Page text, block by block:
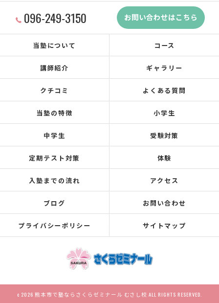
096-249-3150 お問い合わせはこちら
当塾について コース
講師紹介 ギャラリー
クチコミ よくある質問
当塾の特徴 小学生
中学生 受験対策
定期テスト対策 体験
入塾までの流れ アクセス
ブログ お問い合わせ
プライバシーポリシー サイトマップ
c 2026 熊本市で塾ならさくらゼミナール むさし校 ALL RIGHTS RESERVED.